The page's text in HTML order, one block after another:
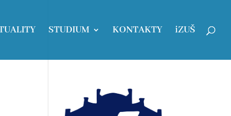
STUDIUM KONTAKTY iZUŠ